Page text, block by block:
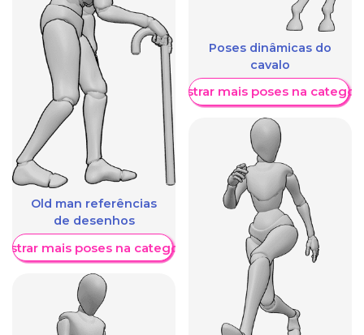
Old man referências
de desenhos
mais poses na categoria
Poses dinâmicas do
cavalo
Mostrar mais poses na